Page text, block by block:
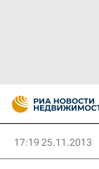
17:19 25.11.2013